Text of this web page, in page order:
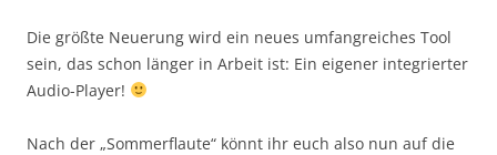
Die größte Neuerung wird ein neues umfangreiches Tool
sein, das schon länger in Arbeit ist: Ein eigener integrierter
Audio-Player!
Nach der „Sommerflaute“ könnt ihr euch also nun auf die